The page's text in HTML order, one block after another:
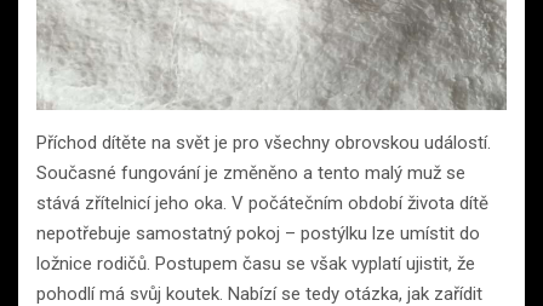
Příchod dítěte na svět je pro všechny obrovskou událostí.
Současné fungování je změněno a tento malý muž se
stává zřítelnicí jeho oka. V počátečním období života dítě
nepotřebuje samostatný pokoj – postýlku lze umístit do
ložnice rodičů. Postupem času se však vyplatí ujistit, že
pohodlí má svůj koutek. Nabízí se tedy otázka, jak zařídit